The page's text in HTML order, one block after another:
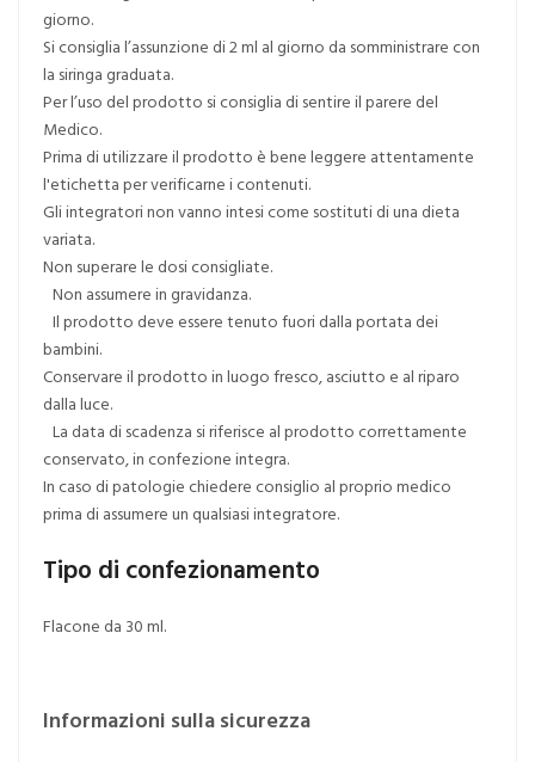
giorno.
Si consiglia l’assunzione di 2 ml al giorno da somministrare con
la siringa graduata.
Per l’uso del prodotto si consiglia di sentire il parere del
Medico.
Prima di utilizzare il prodotto è bene leggere attentamente
l'etichetta per verificarne i contenuti.
Gli integratori non vanno intesi come sostituti di una dieta
variata.
Non superare le dosi consigliate.
Non assumere in gravidanza.
Il prodotto deve essere tenuto fuori dalla portata dei
bambini.
Conservare il prodotto in luogo fresco, asciutto e al riparo
dalla luce.
La data di scadenza si riferisce al prodotto correttamente
conservato, in confezione integra.
In caso di patologie chiedere consiglio al proprio medico
prima di assumere un qualsiasi integratore.
Tipo di confezionamento
Flacone da 30 ml.
Informazioni sulla sicurezza